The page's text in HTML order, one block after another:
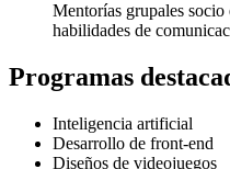
Mentorías grupales
habilidades de
Programas
Inteligencia artificial
Desarrollo de front-end
Diseños de videojuegos